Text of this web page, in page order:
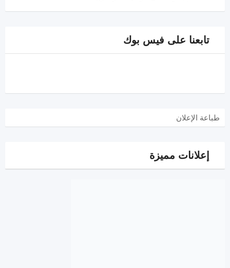
تابعنا على فيس بوك
طباعة الإعلان
إعلانات مميزة